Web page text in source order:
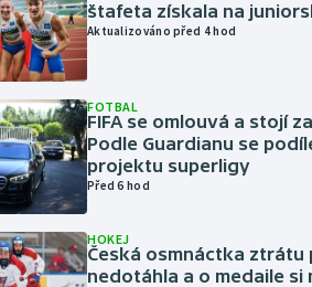
štafeta získala na
Aktualizováno před 4 hod
FOTBAL
FIFA se omlouvá a stojí
Podle Guardianu se
projektu superligy
Před 6 hod
HOKEJ
Česká osmnáctka ztrátu
nedotáhla a o medaile si